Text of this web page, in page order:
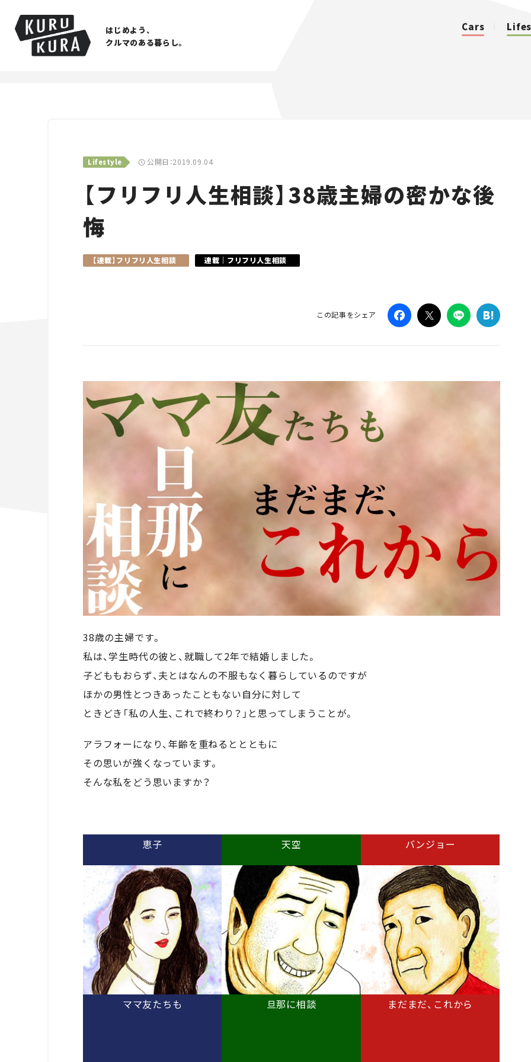
はじめよう、
クルマのある暮らし。
Cars
Lifestyle 公開日：2019.09.04
【フリフリ人生相談】38歳主婦の密かな後
悔
【連載】フリフリ人生相談 連載｜フリフリ人生相談
この記事をシェア
38歳の主婦です。
私は、学生時代の彼と、就職して2年で結婚しました。
子どももおらず、夫とはなんの不服もなく暮らしているのですが
ほかの男性とつきあったこともない自分に対して
ときどき「私の人生、これで終わり？」と思ってしまうことが。
アラフォーになり、年齢を重ねるととともに
その思いが強くなっています。
そんな私をどう思いますか？
恵子
ママ友たちも
天空
旦那に相談
バンジョー
まだまだ、これから
Traffic